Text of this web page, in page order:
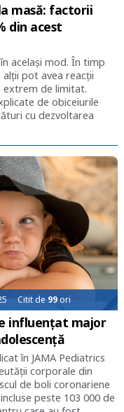
masă: factorii
din acest
același mod. În timp
alții pot avea reacții
extrem de limitat.
de obiceiurile
cu dezvoltarea
Citit de 99ori
influențat major
în JAMA Pediatrics
corporale din
de boli coronariene
peste 103 000 de